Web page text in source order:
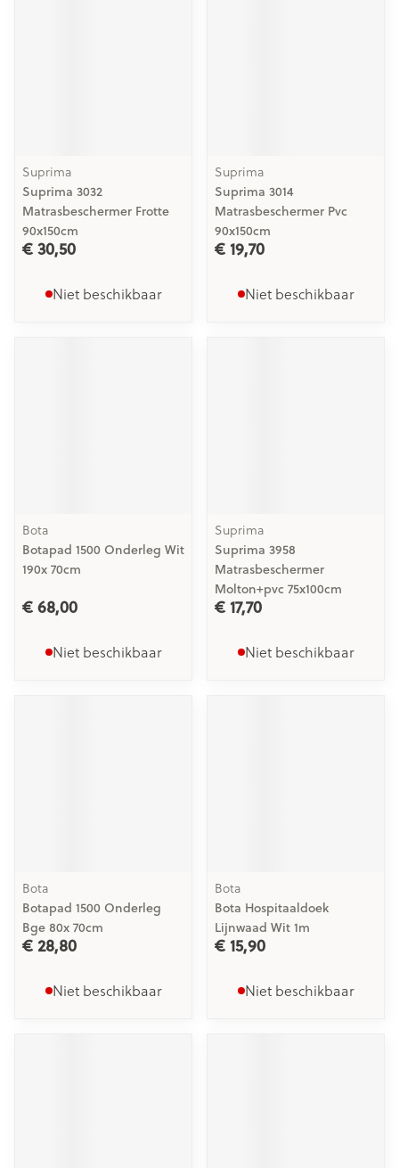
Suprima
Suprima 3032
Matrasbeschermer Frotte
90x150cm
€ 30,50
Niet beschikbaar
Suprima
Suprima 3014
Matrasbeschermer Pvc
90x150cm
€ 19,70
Niet beschikbaar
Bota
Botapad 1500 Onderleg Wit
190x 70cm
€ 68,00
Niet beschikbaar
Suprima
Suprima 3958
Matrasbeschermer
Molton+pvc 75x100cm
€ 17,70
Niet beschikbaar
Bota
Botapad 1500 Onderleg
Bge 80x 70cm
€ 28,80
Niet beschikbaar
Bota
Bota Hospitaaldoek
Lijnwaad Wit 1m
€ 15,90
Niet beschikbaar